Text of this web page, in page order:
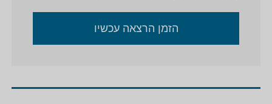
הזמן הרצאה עכשיו